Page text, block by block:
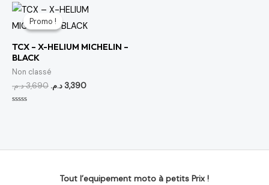
5
Promo !
Promo !
TCX – X-HELIUM MICHELIN –
BLACK
Non classé
3,690د.م.
Le
prix
initial
3,690 د.م..
3,390 د.م.
Le
actuel
3,390 د.م..
Tout l’equipement moto à petits Prix !